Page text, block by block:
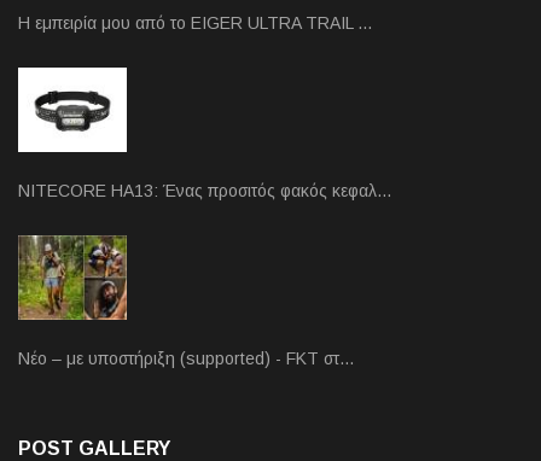
Η εμπειρία μου από το EIGER ULTRA TRAIL …
NITECORE HA13: Ένας προσιτός φακός κεφαλ…
Νέο – με υποστήριξη (supported) - FKT στ…
POST GALLERY